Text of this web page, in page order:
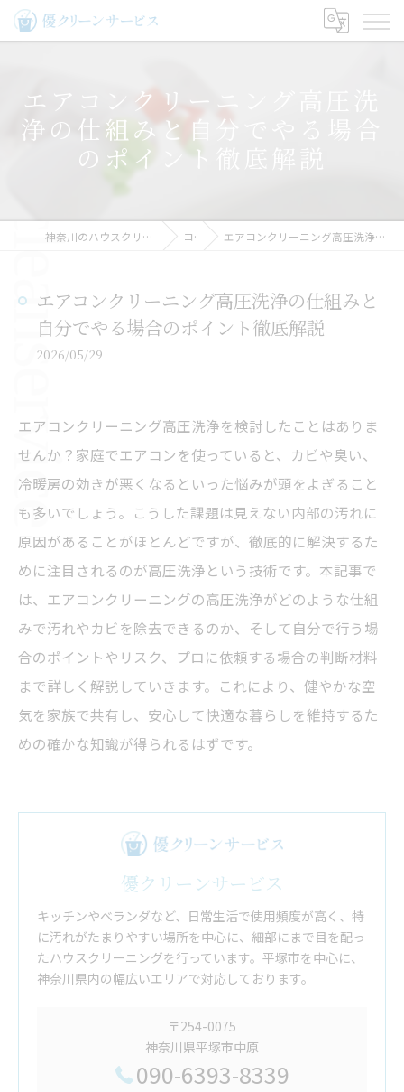
エアコンクリーニング高圧洗
浄の仕組みと自分でやる場合
のポイント徹底解説
神奈川のハウスクリーニングなら優クリーンサービス コラム エアコンクリーニング高圧洗浄の仕組みと自分でやる場合のポイント徹底解説
エアコンクリーニング高圧洗浄の仕組みと
自分でやる場合のポイント徹底解説
2026/05/29
エアコンクリーニング高圧洗浄を検討したことはありま
せんか？家庭でエアコンを使っていると、カビや臭い、
冷暖房の効きが悪くなるといった悩みが頭をよぎること
も多いでしょう。こうした課題は見えない内部の汚れに
原因があることがほとんどですが、徹底的に解決するた
めに注目されるのが高圧洗浄という技術です。本記事で
は、エアコンクリーニングの高圧洗浄がどのような仕組
みで汚れやカビを除去できるのか、そして自分で行う場
合のポイントやリスク、プロに依頼する場合の判断材料
まで詳しく解説していきます。これにより、健やかな空
気を家族で共有し、安心して快適な暮らしを維持するた
めの確かな知識が得られるはずです。
優クリーンサービス
キッチンやベランダなど、日常生活で使用頻度が高く、特
に汚れがたまりやすい場所を中心に、細部にまで目を配っ
たハウスクリーニングを行っています。平塚市を中心に、
神奈川県内の幅広いエリアで対応しております。
〒254-0075
神奈川県平塚市中原
090-6393-8339